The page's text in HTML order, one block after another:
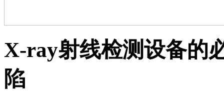
X-ray射线检测设备的
陷